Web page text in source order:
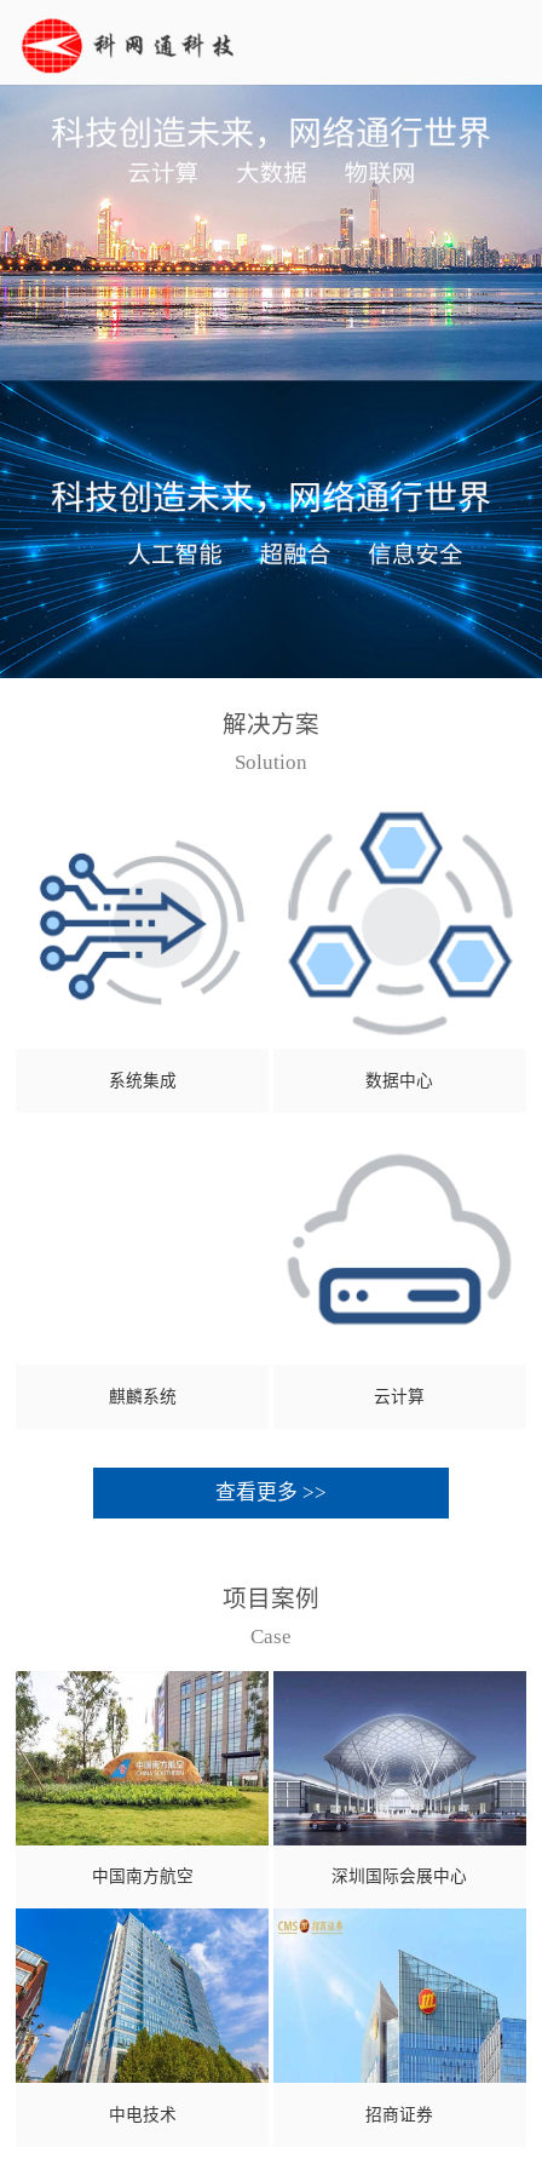
解决方案
Solution
系统集成 数据中心
麒麟系统 云计算
查看更多 >>
项目案例
Case
中国南方航空 深圳国际会展中心
中电技术 招商证券